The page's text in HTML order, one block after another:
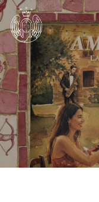
Skip
to
main
content